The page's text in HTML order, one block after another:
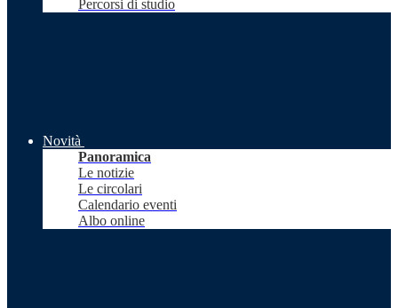
Percorsi di studio
Novità
Panoramica
Le notizie
Le circolari
Calendario eventi
Albo online